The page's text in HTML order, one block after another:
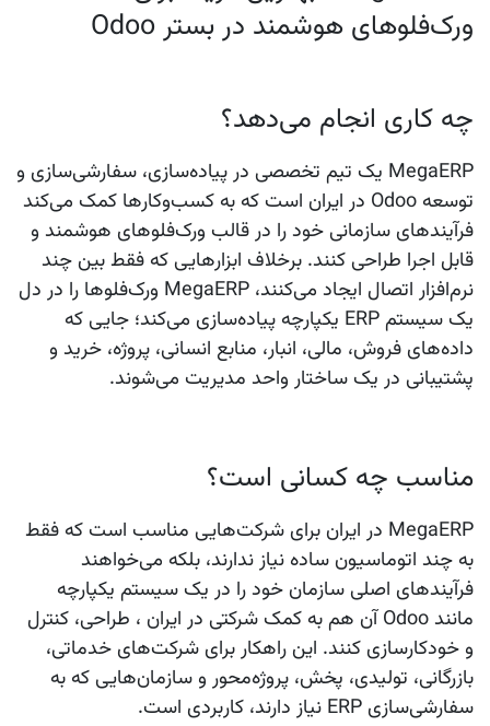
ورک‌فلوهای هوشمند در بستر Odoo
چه کاری انجام می‌دهد؟
MegaERP یک تیم تخصصی در پیاده‌سازی، سفارشی‌سازی و
توسعه Odoo در ایران است که به کسب‌وکارها کمک می‌کند
فرآیندهای سازمانی خود را در قالب ورک‌فلوهای هوشمند و
قابل اجرا طراحی کنند. برخلاف ابزارهایی که فقط بین چند
نرم‌افزار اتصال ایجاد می‌کنند، MegaERP ورک‌فلوها را در دل
یک سیستم ERP یکپارچه پیاده‌سازی می‌کند؛ جایی که
داده‌های فروش، مالی، انبار، منابع انسانی، پروژه، خرید و
پشتیبانی در یک ساختار واحد مدیریت می‌شوند.
مناسب چه کسانی است؟
MegaERP در ایران برای شرکت‌هایی مناسب است که فقط
به چند اتوماسیون ساده نیاز ندارند، بلکه می‌خواهند
فرآیندهای اصلی سازمان خود را در یک سیستم یکپارچه
مانند Odoo آن هم به کمک شرکتی در ایران ، طراحی، کنترل
و خودکارسازی کنند. این راهکار برای شرکت‌های خدماتی،
بازرگانی، تولیدی، پخش، پروژه‌محور و سازمان‌هایی که به
سفارشی‌سازی ERP نیاز دارند، کاربردی است.